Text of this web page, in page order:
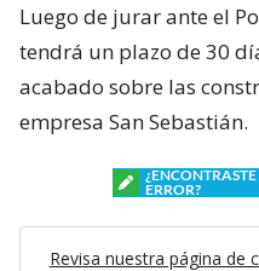
Luego de jurar ante el
tendrá un plazo de 30
acabado sobre las
empresa San Sebastián.
ERROR?
Revisa nuestra página de